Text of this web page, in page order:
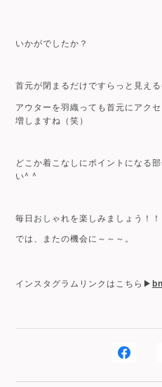
いかがでしたか？
首元が閉まるだけですらっと見える
アウターを羽織っても首元にアク
増しますね（笑）
どこか着こなしにポイントになる
い^ ^
毎日おしゃれを楽しみましょう！！
では、またの機会に～～～。
インスタグラムリンクはこちら▶︎